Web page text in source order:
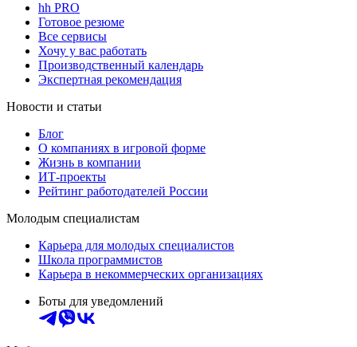
hh PRO
Готовое резюме
Все сервисы
Хочу у вас работать
Производственный календарь
Экспертная рекомендация
Новости и статьи
Блог
О компаниях в игровой форме
Жизнь в компании
ИТ-проекты
Рейтинг работодателей России
Молодым специалистам
Карьера для молодых специалистов
Школа программистов
Карьера в некоммерческих организациях
Боты для уведомлений